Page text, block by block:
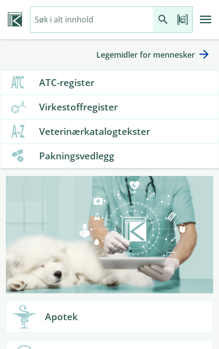
Legemidler for mennesker
ATC-register
Virkestoffregister
Veterinærkatalogtekster
Pakningsvedlegg
Apotek